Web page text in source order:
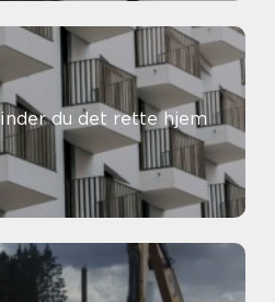
du det rette hjem